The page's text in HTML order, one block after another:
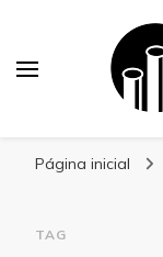
Página inicial
TAG